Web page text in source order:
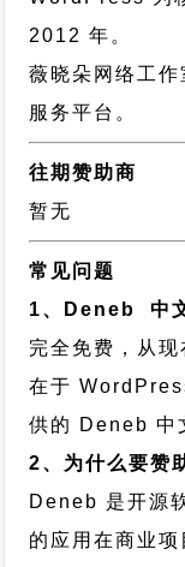
2012 年。
薇晓朵网络工作
服务平台。
往期赞助商
暂无
常见问题
1、Deneb 中
完全免费，从
在于
供的 Deneb 中
2、为什么要赞
Deneb 是开源
的应用在商业